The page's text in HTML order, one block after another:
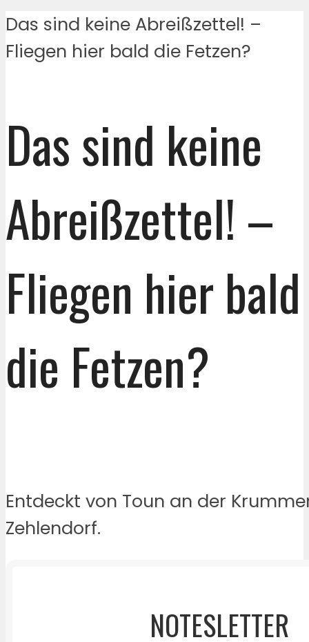
Das sind keine Abreißzettel! –
Fliegen hier bald die Fetzen?
Das sind keine
Abreißzettel! –
Fliegen hier bald
die Fetzen?
Entdeckt von Toun an der
Zehlendorf.
NOTESLETTER